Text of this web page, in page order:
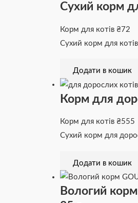
Сухий корм
Корм для котів ₴72
Сухий корм для
Додати в кошик
Корм для
Корм для котів ₴555
Сухий корм для
Додати в кошик
Вологий